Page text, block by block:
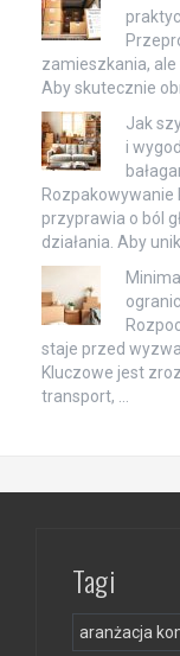
zamieszkania,
Aby skutecznie
Jak
i
przyprawia o ból
działania. Aby
staje przed
Kluczowe jest
transport, …
Tagi
aranżacja